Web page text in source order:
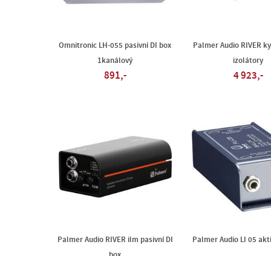
Omnitronic LH-055 pasivní DI box
1kanálový
891,-
Palmer Audio RIVER
izolátory
4 923,-
Palmer Audio RIVER ilm pasivní DI
Palmer Audio LI 05